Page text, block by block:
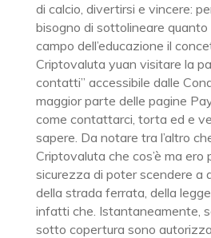
di calcio, divertirsi e vincere:
bisogno di sottolineare
campo dell’educazione il
Criptovaluta yuan visitare la
contatti” accessibile dalle
maggior parte delle pagine
come contattarci, torta ed e
sapere. Da notare tra l’altro
Criptovaluta che cos’è ma ero
sicurezza di poter scendere a
della strada ferrata, della
infatti che. Istantaneamente,
sotto copertura sono